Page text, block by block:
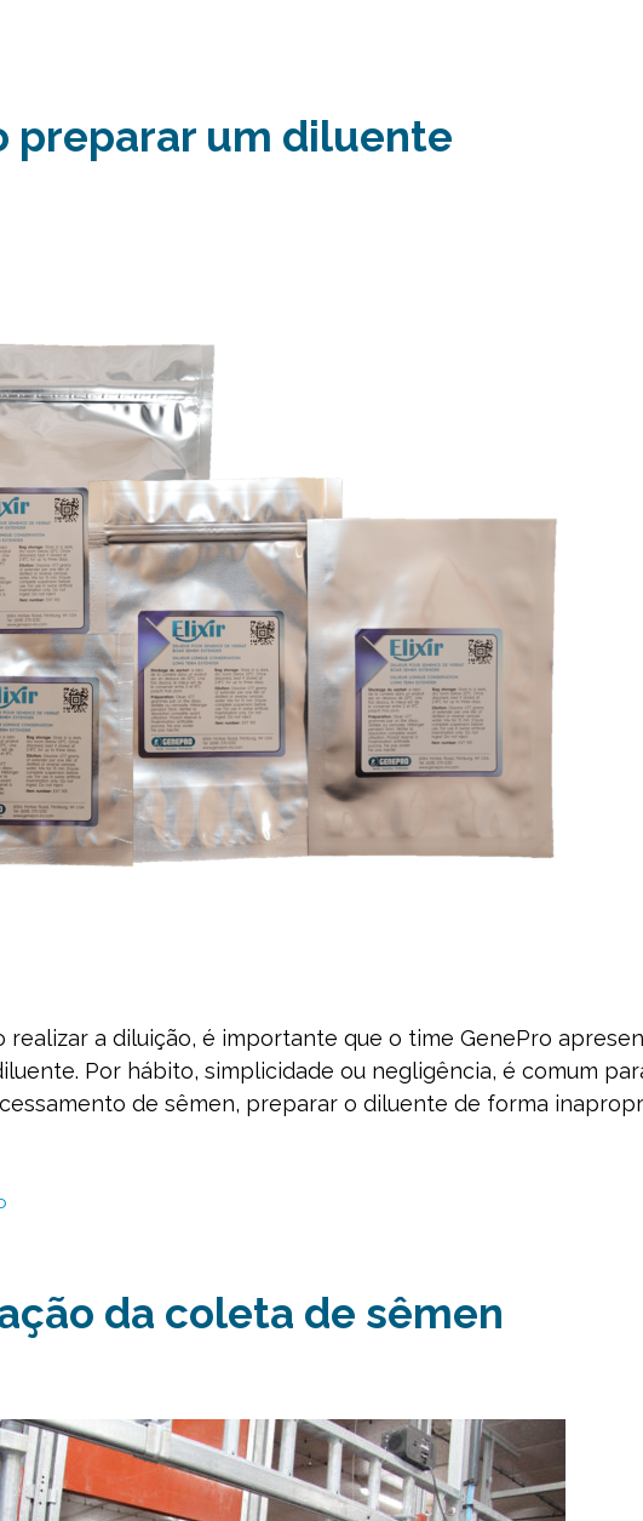
preparar um diluente
a diluição, é importante que o time GenePro
Por hábito, simplicidade ou negligência, é comum
de sêmen, preparar o diluente de forma
da coleta de sêmen